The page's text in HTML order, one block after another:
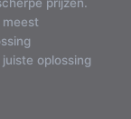
prijzen.
meest
oplossing